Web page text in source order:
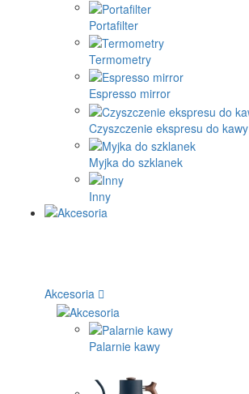
Portafilter
Termometry
Espresso mirror
Czyszczenie ekspresu do kawy
Myjka do szklanek
Inny
Akcesoria
Palarnie kawy